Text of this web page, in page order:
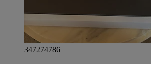
347274786